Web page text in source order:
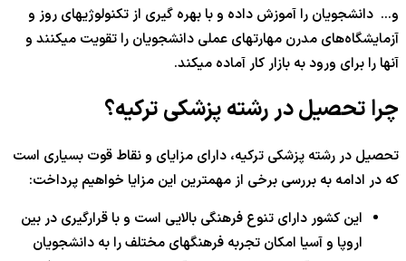
و… دانشجویان را آموزش داده و با بهره گیری از تکنولوژیهای روز و
آزمایشگاه‌های مدرن مهارتهای عملی دانشجویان را تقویت میکنند و
آنها را برای ورود به بازار کار آماده میکند.
چرا تحصیل در رشته پزشکی ترکیه؟
تحصیل در رشته پزشکی ترکیه، دارای مزایای و نقاط قوت بسیاری است
که در ادامه به بررسی برخی از مهمترین این مزایا خواهیم پرداخت:
این کشور دارای تنوع فرهنگی بالایی است و با قرارگیری در بین
اروپا و آسیا امکان تجربه فرهنگهای مختلف را به دانشجویان